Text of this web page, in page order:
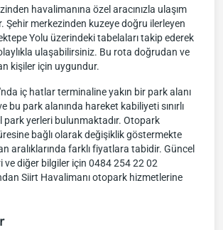
havalimanına özel aracınızla ulaşım
Şehir merkezinden kuzeye doğru ilerleyen
Yolu üzerindeki tabelaları takip ederek
ulaşabilirsiniz. Bu rota doğrudan ve
kişiler için uygundur.
iç hatlar terminaline yakın bir park alanı
bu park alanında hareket kabiliyeti sınırlı
park yerleri bulunmaktadır. Otopark
bağlı olarak değişiklik göstermekte
aralıklarında farklı fiyatlara tabidir. Güncel
diğer bilgiler için 0484 254 22 02
Siirt Havalimanı otopark hizmetlerine